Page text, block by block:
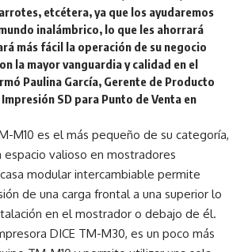
etcétera, ya que los ayudaremos
inalámbrico, lo que les ahorrará
más fácil la operación de su negocio
la mayor vanguardia y calidad en el
Paulina García, Gerente de Producto
SD para Punto de Venta en
M10 es el más pequeño de su categoría,
valioso en mostradores
modular intercambiable permite
de una carga frontal a una superior lo
en el mostrador o debajo de él.
DICE TM-M30, es un poco más